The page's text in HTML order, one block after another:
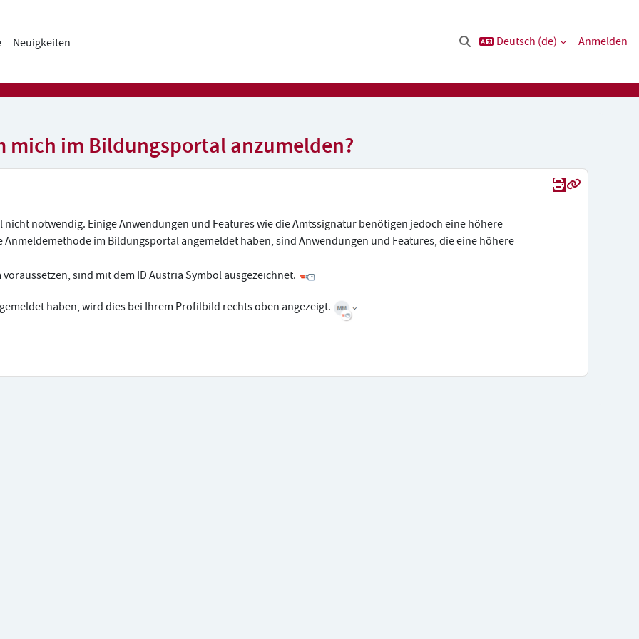
Neuigkeiten Sucheingabe umschalten
Deutsch ‎(de)‎ Anmelden
mich im Bildungsportal anzumelden?
Drucken
notwendig. Einige Anwendungen und Features wie die Amtssignatur benötigen jedoch eine höhere
im Bildungsportal angemeldet haben, sind Anwendungen und Features, die eine höhere
sind mit dem ID Austria Symbol ausgezeichnet.
haben, wird dies bei Ihrem Profilbild rechts oben angezeigt.